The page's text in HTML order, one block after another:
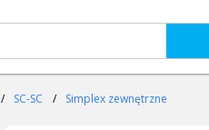
/ SC-SC / Simplex zewnętrzne